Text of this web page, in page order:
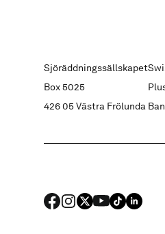
Sjöräddningssällskapet
Box 5025
426 05 Västra Frölunda
FACEBOOK
Instagram
X YouTube
TIKTOKLINKED